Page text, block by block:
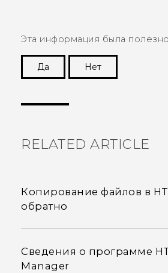
Эта информация была
Да
Нет
RELATED ARTICLE
Копирование файлов в
обратно
Сведения о программе
Manager